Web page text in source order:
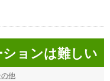
ョンは難しい
の他